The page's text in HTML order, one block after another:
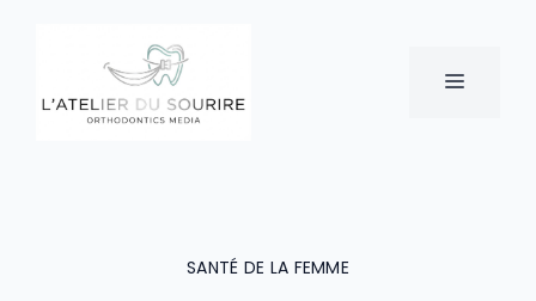
MENU
SANTÉ DE LA FEMME